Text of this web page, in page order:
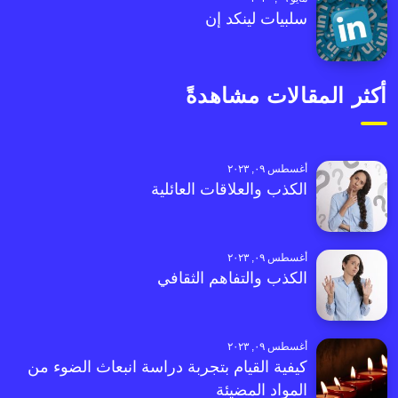
سلبيات لينكد إن
أكثر المقالات مشاهدةً
أغسطس ٠٩, ٢٠٢٣
الكذب والعلاقات العائلية
أغسطس ٠٩, ٢٠٢٣
الكذب والتفاهم الثقافي
أغسطس ٠٩, ٢٠٢٣
كيفية القيام بتجربة دراسة انبعاث الضوء من
المواد المضيئة